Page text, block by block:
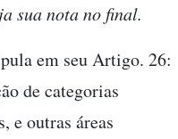
sua nota no final.
em seu Artigo. 26:
de categorias
e outras áreas